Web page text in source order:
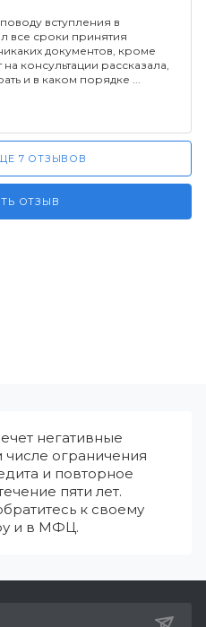
вступления в
все сроки принятия
документов, кроме
консультации рассказала,
и в каком порядке
7 ОТЗЫВОВ
ОТЗЫВ
негативные
числе ограничения
и повторное
пяти лет.
к своему
и в МФЦ.